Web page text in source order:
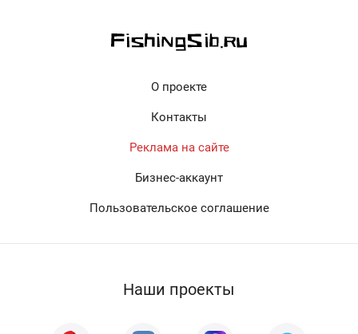
О проекте
Контакты
Реклама на сайте
Бизнес-аккаунт
Пользовательское соглашение
Наши проекты